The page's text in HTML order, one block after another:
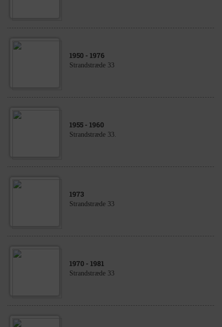
1950 - 1976
Strandstræde 33
1955 - 1960
Strandstræde 33.
1973
Strandstræde 33
1970 - 1981
Strandstræde 33